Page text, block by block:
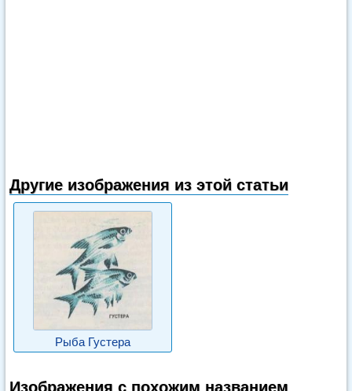
Другие изображения из этой статьи
Рыба Густера
Изображения с похожим названием